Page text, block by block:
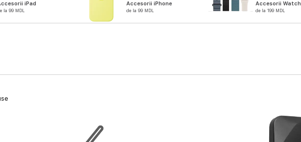
iPad
la 99 MDL
Accesorii iPhone
de la 99 MDL
Accesorii Watch
de la 199 MDL